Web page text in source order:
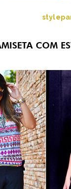
COM